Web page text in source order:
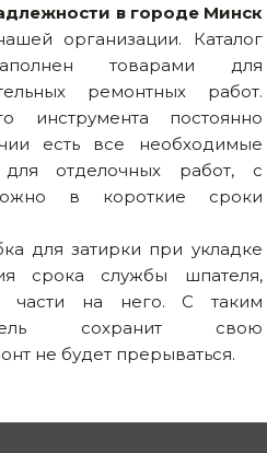
в городе Минск
организации. Каталог
товарами для
ремонтных работ.
инструмента постоянно
есть все необходимые
отделочных работ, с
в короткие сроки
для затирки при укладке
срока службы шпателя,
части на него. С таким
сохранит свою
не будет прерываться.